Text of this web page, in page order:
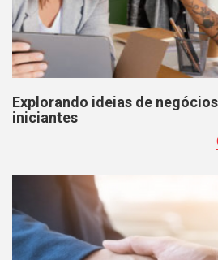
Explorando ideias de
iniciantes